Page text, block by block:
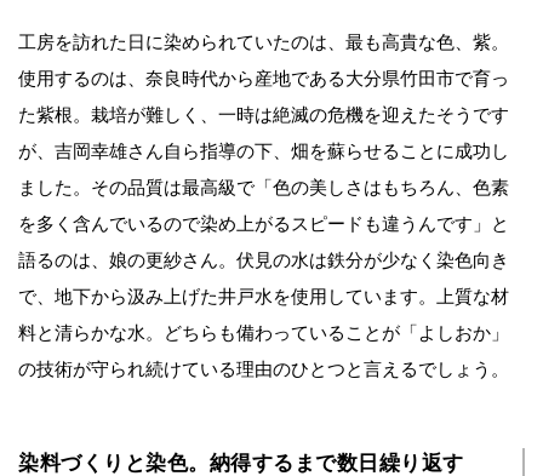
工房を訪れた日に染められていたのは、最も高貴な色、紫。
使用するのは、奈良時代から産地である大分県竹田市で育っ
た紫根。栽培が難しく、一時は絶滅の危機を迎えたそうです
が、吉岡幸雄さん自ら指導の下、畑を蘇らせることに成功し
ました。その品質は最高級で「色の美しさはもちろん、色素
を多く含んでいるので染め上がるスピードも違うんです」と
語るのは、娘の更紗さん。伏見の水は鉄分が少なく染色向き
で、地下から汲み上げた井戸水を使用しています。上質な材
料と清らかな水。どちらも備わっていることが「よしおか」
の技術が守られ続けている理由のひとつと言えるでしょう。
染料づくりと染色。納得するまで数日繰り返す